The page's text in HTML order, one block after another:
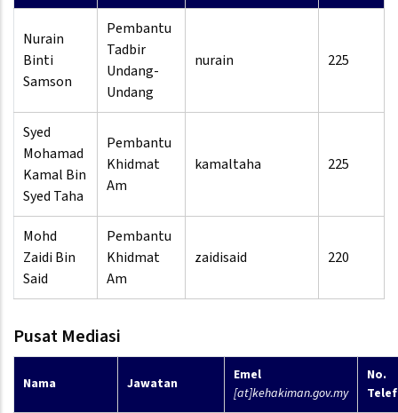
Nurain
Binti
Samson
Pembantu
Tadbir
Undang-
Undang
nurain 225
Syed
Mohamad
Kamal Bin
Syed Taha
Pembantu
Khidmat
Am
kamaltaha 225
Mohd
Zaidi Bin
Said
Pembantu
Khidmat
Am
zaidisaid 220
Pusat Mediasi
Nama Jawatan
Emel
[at]kehakiman.gov.my
No.